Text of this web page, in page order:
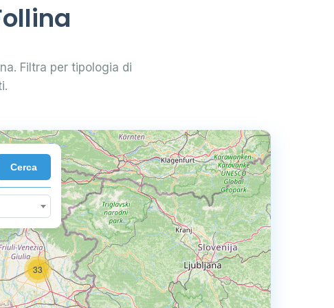
Filtra per tipologia di
Cerca
33